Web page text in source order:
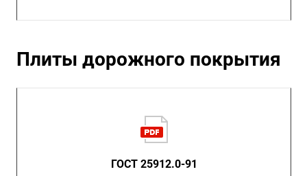
Плиты дорожного покрытия
ГОСТ 25912.0-91